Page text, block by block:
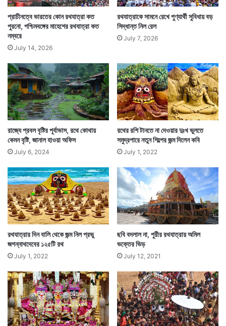
সেই রথে টান পড়ে কচি হাতের। কেউ রাস্তায় তো কেউ ছাদে,
বিকেল নামতেই রথের রশিতে পড়ে টান। মুখে থাকে ভেঁপু। শৈশবের
এই আনন্দ চিরদিন না ভোলা স্মৃতি হয়ে থেকে যায় মানুষের মনে। যা
তার পরবর্তী প্রজন্মের হাত ধরে বেঁচে থাকে কালের নিয়মে।
Tags Ratha Yatra
প্রাচীনত্বে ভারতের কোন রথযাত্রা কত
পুরনো, পশ্চিমবঙ্গের মাহেশের রথযাত্রা কত
নম্বরে
July 14, 2026
রথযাত্রাকে সামনে রেখে পুণ্যার্থী সুবিধায় বড়
সিদ্ধান্ত নিল রেল
July 7, 2026
রাজ্যে প্রবল বৃষ্টির পূর্বাভাস, রথে কোথায়
কেমন বৃষ্টি, জানাল হাওয়া অফিস
July 6, 2024
রথের রশি টানতে না দেওয়ার দুঃখ ভুলতে
সমুদ্রপারে নতুন শিল্পের জন্ম দিলেন কবি
July 1, 2022
রথযাত্রার দিন বালি থেকে জন্ম নিল প্রভু
জগন্নাথদেবের ১২৫টি রথ
July 1, 2022
ছবি বদলাল না, পুরীর রথযাত্রায় অমিল
ভক্তের ভিড়
July 12, 2021